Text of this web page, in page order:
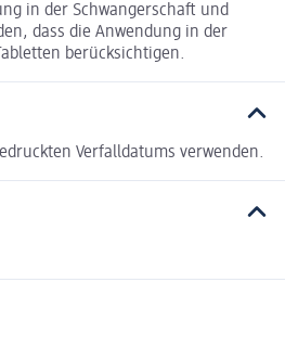
in der Schwangerschaft und
dass die Anwendung in der
berücksichtigen.
Verfalldatums verwenden.